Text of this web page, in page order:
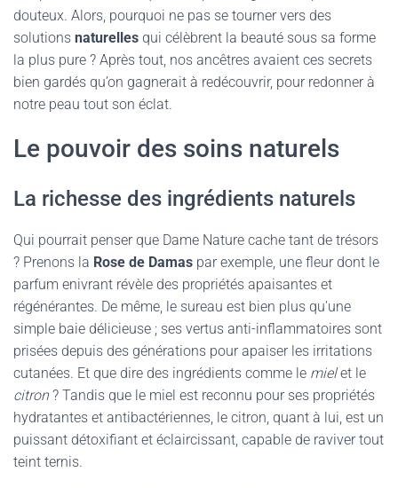
douteux. Alors, pourquoi ne pas se tourner vers des
solutions naturelles qui célèbrent la beauté sous sa forme
la plus pure ? Après tout, nos ancêtres avaient ces secrets
bien gardés qu’on gagnerait à redécouvrir, pour redonner à
notre peau tout son éclat.
Le pouvoir des soins naturels
La richesse des ingrédients naturels
Qui pourrait penser que Dame Nature cache tant de trésors
? Prenons la Rose de Damas par exemple, une fleur dont le
parfum enivrant révèle des propriétés apaisantes et
régénérantes. De même, le sureau est bien plus qu’une
simple baie délicieuse ; ses vertus anti-inflammatoires sont
prisées depuis des générations pour apaiser les irritations
cutanées. Et que dire des ingrédients comme le mielet le
citron? Tandis que le miel est reconnu pour ses propriétés
hydratantes et antibactériennes, le citron, quant à lui, est un
puissant détoxifiant et éclaircissant, capable de raviver tout
teint ternis.